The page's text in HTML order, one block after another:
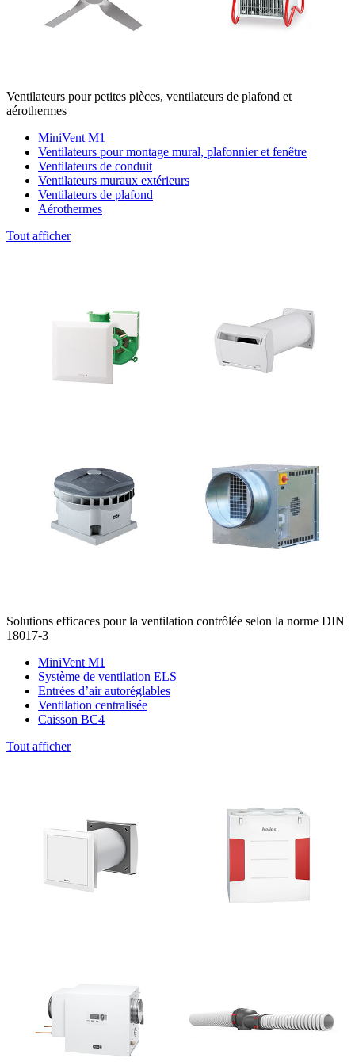
Ventilateurs pour petites pièces, ventilateurs de plafond et
aérothermes
MiniVent M1
Ventilateurs pour montage mural, plafonnier et fenêtre
Ventilateurs de conduit
Ventilateurs muraux extérieurs
Ventilateurs de plafond
Aérothermes
Tout afficher
Solutions efficaces pour la ventilation contrôlée selon la norme DIN
18017-3
MiniVent M1
Système de ventilation ELS
Entrées d’air autoréglables
Ventilation centralisée
Caisson BC4
Tout afficher